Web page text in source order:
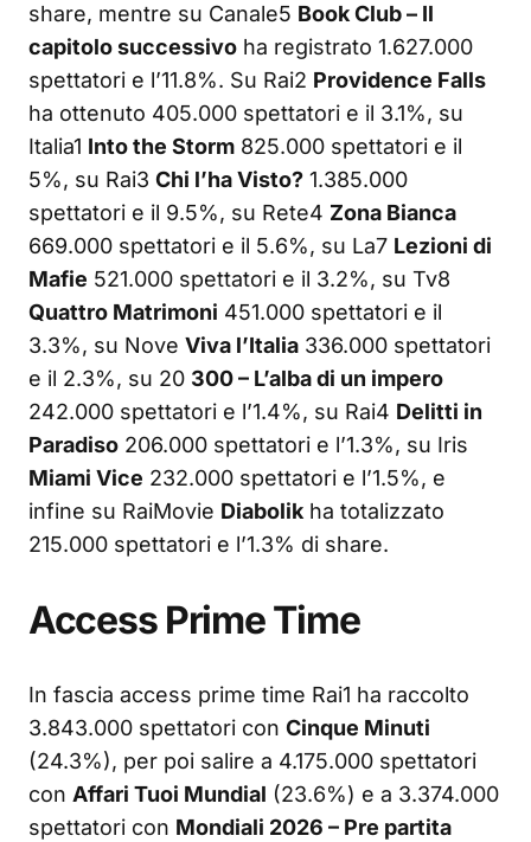
share, mentre su Canale5 Book Club – Il
capitolo successivo ha registrato 1.627.000
spettatori e l’11.8%. Su Rai2 Providence Falls
ha ottenuto 405.000 spettatori e il 3.1%, su
Italia1 Into the Storm 825.000 spettatori e il
5%, su Rai3 Chi l’ha Visto? 1.385.000
spettatori e il 9.5%, su Rete4 Zona Bianca
669.000 spettatori e il 5.6%, su La7 Lezioni di
Mafie 521.000 spettatori e il 3.2%, su Tv8
Quattro Matrimoni 451.000 spettatori e il
3.3%, su Nove Viva l’Italia 336.000 spettatori
e il 2.3%, su 20 300 – L’alba di un impero
242.000 spettatori e l’1.4%, su Rai4 Delitti in
Paradiso 206.000 spettatori e l’1.3%, su Iris
Miami Vice 232.000 spettatori e l’1.5%, e
infine su RaiMovie Diabolik ha totalizzato
215.000 spettatori e l’1.3% di share.
Access Prime Time
In fascia access prime time Rai1 ha raccolto
3.843.000 spettatori con Cinque Minuti
(24.3%), per poi salire a 4.175.000 spettatori
con Affari Tuoi Mundial (23.6%) e a 3.374.000
spettatori con Mondiali 2026 – Pre partita